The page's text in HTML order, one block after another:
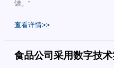
罐。”
查看详情>>
食品公司采用数字技术